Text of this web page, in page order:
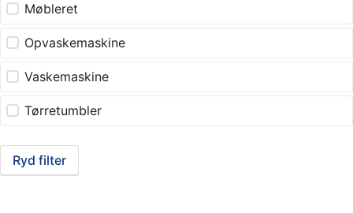
Møbleret
Opvaskemaskine
Vaskemaskine
Tørretumbler
Ryd filter